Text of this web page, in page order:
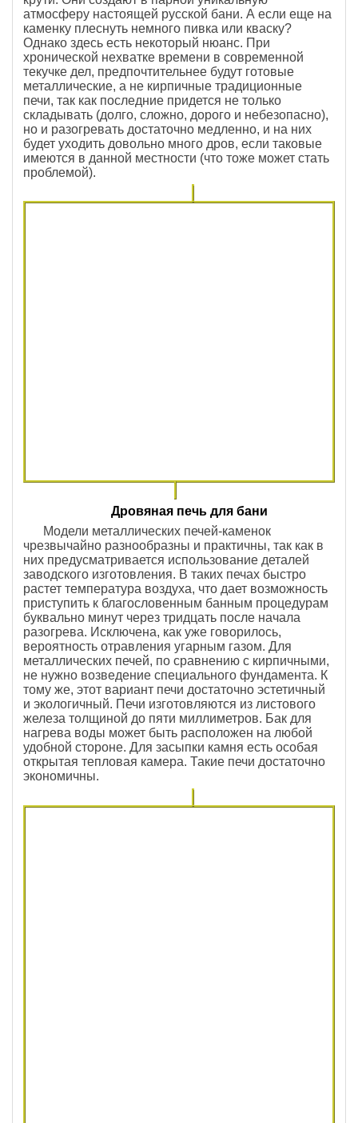
атмосферу настоящей русской бани. А если еще на
каменку плеснуть немного пивка или кваску?
Однако здесь есть некоторый нюанс. При
хронической нехватке времени в современной
текучке дел, предпочтительнее будут готовые
металлические, а не кирпичные традиционные
печи, так как последние придется не только
складывать (долго, сложно, дорого и небезопасно),
но и разогревать достаточно медленно, и на них
будет уходить довольно много дров, если таковые
имеются в данной местности (что тоже может стать
проблемой).
Дровяная печь для бани
Модели металлических печей-каменок
чрезвычайно разнообразны и практичны, так как в
них предусматривается использование деталей
заводского изготовления. В таких печах быстро
растет температура воздуха, что дает возможность
приступить к благословенным банным процедурам
буквально минут через тридцать после начала
разогрева. Исключена, как уже говорилось,
вероятность отравления угарным газом. Для
металлических печей, по сравнению с кирпичными,
не нужно возведение специального фундамента. К
тому же, этот вариант печи достаточно эстетичный
и экологичный. Печи изготовляются из листового
железа толщиной до пяти миллиметров. Бак для
нагрева воды может быть расположен на любой
удобной стороне. Для засыпки камня есть особая
открытая тепловая камера. Такие печи достаточно
экономичны.